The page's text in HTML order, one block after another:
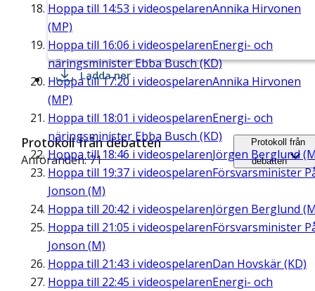
Hoppa till 14:53 i videospelarenAnnika Hirvonen
(MP)
Hoppa till 16:06 i videospelarenEnergi- och
näringsminister Ebba Busch (KD)
Hoppa till17:20 i videospelarenAnnika Hirvonen
(MP)
Hoppa till 18:01 i videospelarenEnergi- och
näringsminister Ebba Busch (KD)
Hoppa till 18:46 i videospelarenJörgen Berglund
Hoppa till 19:37 i videospelarenFörsvarsminister
Jonson (M)
Hoppa till 20:42 i videospelarenJörgen Berglund
Hoppa till 21:05 i videospelarenFörsvarsminister
Jonson (M)
Hoppa till 21:43 i videospelarenDan Hovskär (KD)
Hoppa till 22:45 i videospelarenEnergi- och
Ladda ner
Protokoll från debatten
Anföranden: 71
Protokoll från
debatten